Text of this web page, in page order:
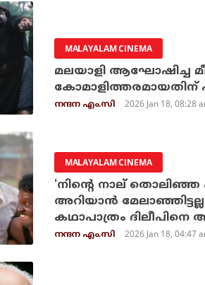
MALAYALAM CINEMA
മലയാളി ആഘോഷിച്ച
നന്ദന എം.സി 2026 Jan 18, 08:28
MALAYALAM CINEMA
'നിന്റെ നാല് തൊലിഞ്ഞ
അറിയാൻ
കഥാപാത്രം
നന്ദന എം.സി 2026 Jan 18, 04:47